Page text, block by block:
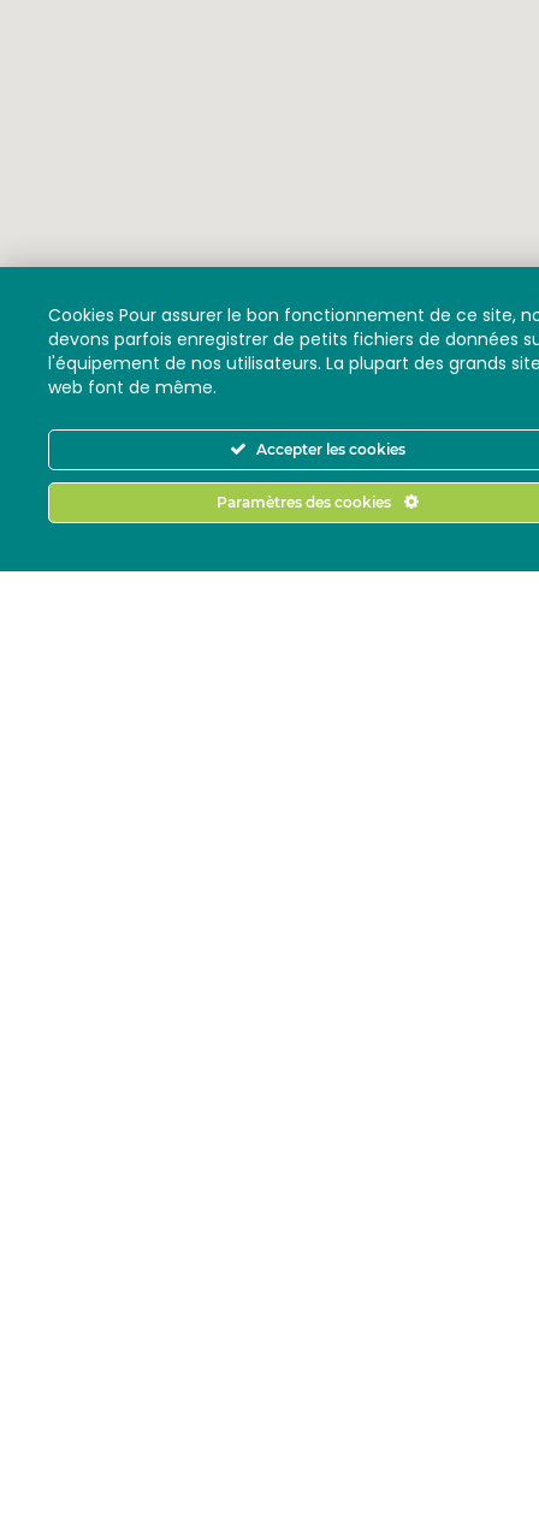
Cookies Pour assurer le bon fonctionnement de ce site,
devons parfois enregistrer de petits fichiers de données
l'équipement de nos utilisateurs. La plupart des grands
web font de même.
Accepter les cookies
Paramètres des cookies